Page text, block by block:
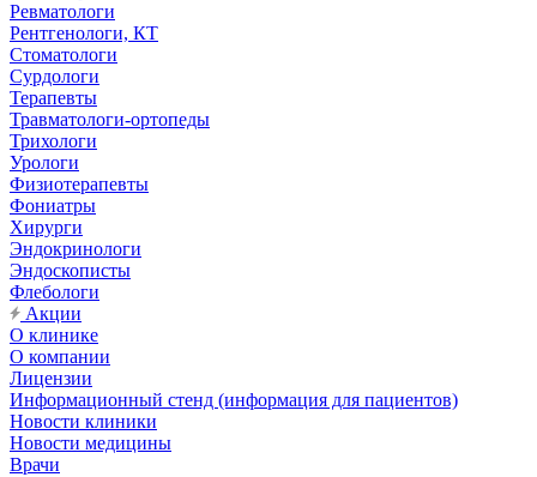
Ревматологи
Рентгенологи, КТ
Стоматологи
Сурдологи
Терапевты
Травматологи-ортопеды
Трихологи
Урологи
Физиотерапевты
Фониатры
Хирурги
Эндокринологи
Эндоскописты
Флебологи
Акции
О клинике
О компании
Лицензии
Информационный стенд (информация для пациентов)
Новости клиники
Новости медицины
Врачи